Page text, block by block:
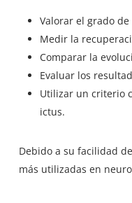
Valorar el grado
Medir la
Comparar la
Evaluar los
Utilizar un criterio
ictus.
Debido a su facilidad
más utilizadas en